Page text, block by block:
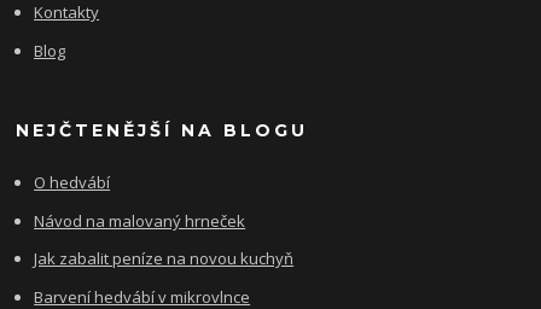
Kontakty
Blog
NEJČTENĚJŠÍ NA BLOGU
O hedvábí
Návod na malovaný hrneček
Jak zabalit peníze na novou kuchyň
Barvení hedvábí v mikrovlnce